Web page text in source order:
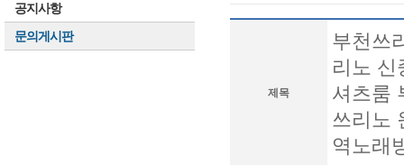
공지사항
문의게시판
제목
부천쓰
리노 신
셔츠룸
쓰리노
역노래